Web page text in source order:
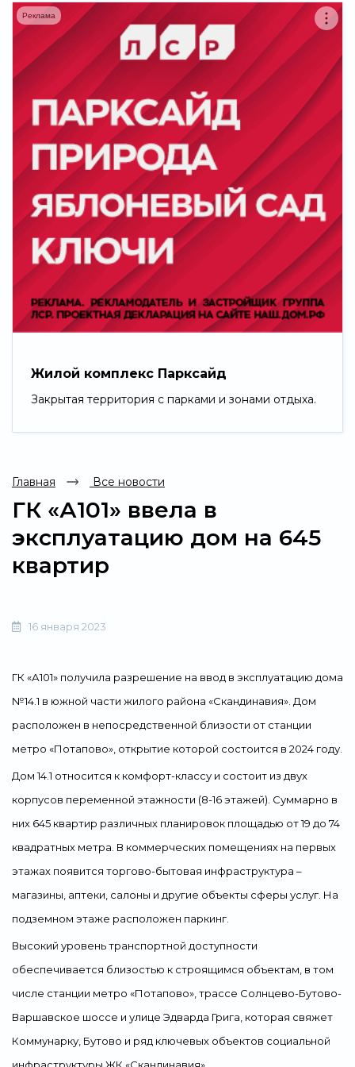
Жилой комплекс Парксайд
Закрытая территория с парками и зонами отдыха.
Реклама
Главная Все новости
ГК «А101» ввела в
эксплуатацию дом на 645
квартир
16 января 2023
ГК «А101» получила разрешение на ввод в эксплуатацию дома
№14.1 в южной части жилого района «Скандинавия». Дом
расположен в непосредственной близости от станции
метро «Потапово», открытие которой состоится в 2024 году.
Дом 14.1 относится к комфорт-классу и состоит из двух
корпусов переменной этажности (8-16 этажей). Суммарно в
них 645 квартир различных планировок площадью от 19 до 74
квадратных метра. В коммерческих помещениях на первых
этажах появится торгово-бытовая инфраструктура –
магазины, аптеки, салоны и другие объекты сферы услуг. На
подземном этаже расположен паркинг.
Высокий уровень транспортной доступности
обеспечивается близостью к строящимся объектам, в том
числе станции метро «Потапово», трассе Солнцево-Бутово-
Варшавское шоссе и улице Эдварда Грига, которая свяжет
Коммунарку, Бутово и ряд ключевых объектов социальной